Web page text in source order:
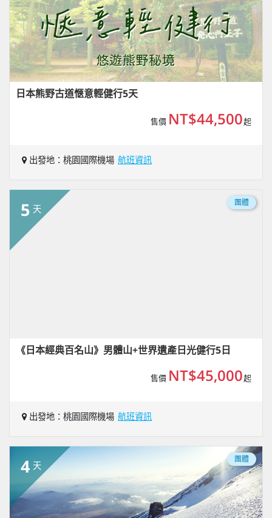
日本熊野古道愜意輕健行5天
售價 NT$44,500起
出發地：桃園國際機場 航班資訊
5 天
團體
《日本經典百名山》男體山+世界遺產日光健行5日
售價 NT$45,000起
出發地：桃園國際機場 航班資訊
4 天
團體